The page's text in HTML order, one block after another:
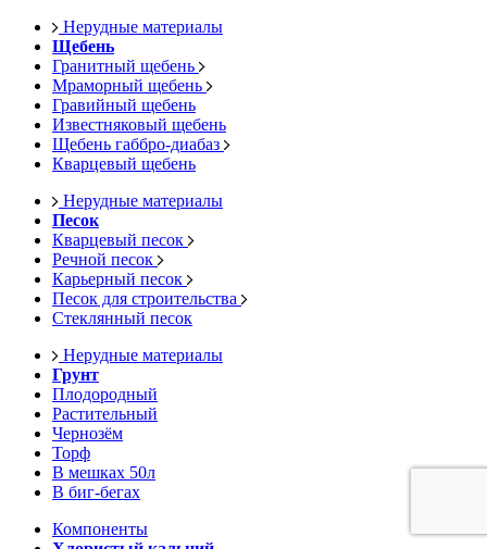
Нерудные материалы
Щебень
Гранитный щебень
Мраморный щебень
Гравийный щебень
Известняковый щебень
Щебень габбро-диабаз
Кварцевый щебень
Нерудные материалы
Песок
Кварцевый песок
Речной песок
Карьерный песок
Песок для строительства
Стеклянный песок
Нерудные материалы
Грунт
Плодородный
Растительный
Чернозём
Торф
В мешках 50л
В биг-бегах
Компоненты